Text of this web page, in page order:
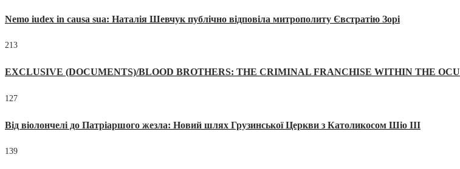
Nemo iudex in causa sua: Наталія Шевчук публічно відповіла митрополиту Євстратію Зорі
213
EXCLUSIVE (DOCUMENTS)/BLOOD BROTHERS: THE CRIMINAL FRANCHISE WITHIN THE OCU
127
Від віолончелі до Патріаршого жезла: Новий шлях Грузинської Церкви з Католикосом Шіо III
139